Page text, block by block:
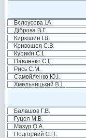
Бєлоусова І.А.
Діброва В.Г.
Кирюшин І.В.
Кривошея С.В.
Курикін С.І.
Павленко С.Г.
Рись С.М.
Самойленко Ю.І.
Хмельницький В.І.
Балашов Г.В.
Гуцол М.В.
Мазур О.А.
Подгорний С.П.